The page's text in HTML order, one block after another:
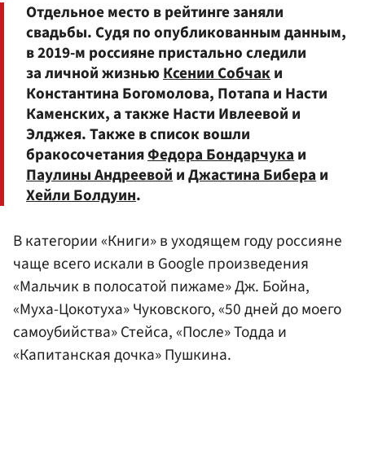
Отдельное место в рейтинге заняли
свадьбы. Судя по опубликованным данным,
в 2019-м россияне пристально следили
за личной жизньюКсении Собчаки
Константина Богомолова, Потапа и Насти
Каменских, а также Насти Ивлеевой и
Элджея. Также в список вошли
бракосочетанияФедора Бондарчукаи
Паулины АндреевойиДжастина Бибераи
Хейли Болдуин.
В категории «Книги» в уходящем году россияне
чаще всего искали в Google произведения
«Мальчик в полосатой пижаме» Дж. Бойна,
«Муха-Цокотуха» Чуковского, «50 дней до моего
самоубийства» Стейса, «После» Тодда и
«Капитанская дочка» Пушкина.